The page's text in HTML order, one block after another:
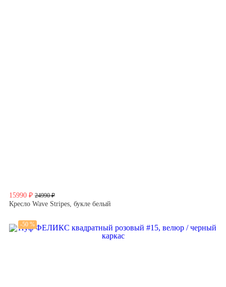
15990 ₽ 24990 ₽
Кресло Wave Stripes, букле белый
-50 %